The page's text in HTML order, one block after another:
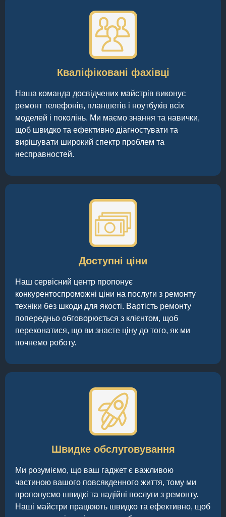
Кваліфіковані фахівці
Наша команда досвідчених майстрів виконує
ремонт телефонів, планшетів і ноутбуків всіх
моделей і поколінь. Ми маємо знання та навички,
щоб швидко та ефективно діагностувати та
вирішувати широкий спектр проблем та
несправностей.
Доступні ціни
Наш сервісний центр пропонує
конкурентоспроможні ціни на послуги з ремонту
техніки без шкоди для якості. Вартість ремонту
попередньо обговорюється з клієнтом, щоб
переконатися, що ви знаєте ціну до того, як ми
почнемо роботу.
Швидке обслуговування
Ми розуміємо, що ваш гаджет є важливою
частиною вашого повсякденного життя, тому ми
пропонуємо швидкі та надійні послуги з ремонту.
Наші майстри працюють швидко та ефективно, щоб